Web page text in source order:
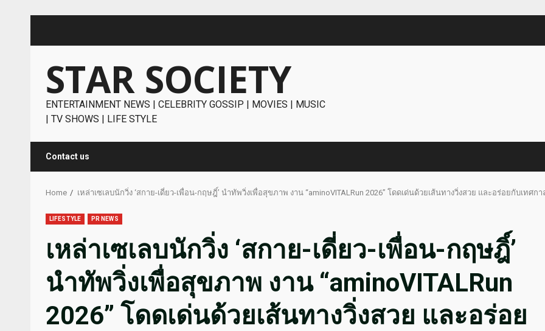
STAR SOCIETY
ENTERTAINMENT NEWS | CELEBRITY GOSSIP | MOVIES | MUSIC
| TV SHOWS | LIFE STYLE
Contact us
Home เหล่าเซเลบนักวิ่ง ‘สกาย-เดี่ยว-เพื่อน-กฤษฎิ์’ นำทัพวิ่งเพื่อสุขภาพ งาน “aminoVITALRun 2026” โดดเด่นด้วยเส้นทางวิ่งสวย และอร่อยกับเทศก
LIFESTYLE PR NEWS
เหล่าเซเลบนักวิ่ง ‘สกาย-เดี่ยว-เพื่อน-กฤษฎิ์’
นำทัพวิ่งเพื่อสุขภาพ งาน “aminoVITALRun
2026” โดดเด่นด้วยเส้นทางวิ่งสวย และอร่อย